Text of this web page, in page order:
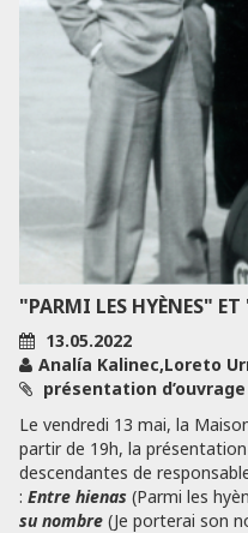
"PARMI LES HYÈNES"
13.05.2022
Analía Kalinec,Loreto
présentation d’ouvrage
Le vendredi 13 mai, la
partir de 19h, la
descendantes de
: Entre hienas (Parmi les
su nombre (Je porterai son